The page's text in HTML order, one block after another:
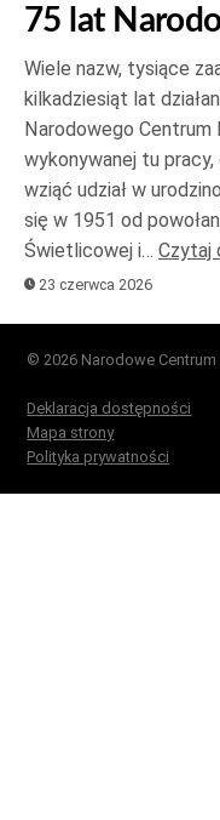
75 lat
Wiele nazw, tysiące
kilkadziesiąt lat
Narodowego Centrum
wykonywanej tu
wziąć udział w
się w 1951 od
Świetlicowej i… Czytaj
23 czerwca 2026
© 2026 Narodowe Centrum
Deklaracja dostępności
Mapa strony
Polityka prywatności